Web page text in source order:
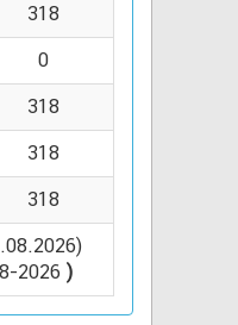
318
0
318
318
318
2026 )